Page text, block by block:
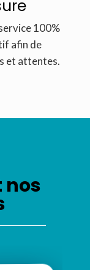
100%
afin de
et attentes.
nos